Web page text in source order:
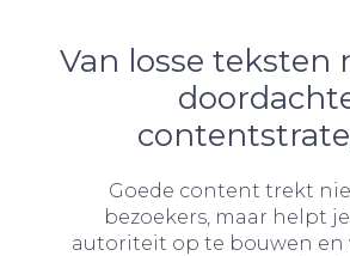
Van losse teksten
Goede content trekt
bezoekers, maar helpt
autoriteit op te bouwen en